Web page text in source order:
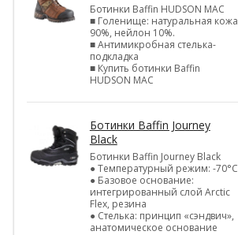
Ботинки Baffin HUDSON MAC
■ Голенище: натуральная кожа
90%, нейлон 10%.
■ Антимикробная стелька-
подкладка
■ Купить ботинки Baffin
HUDSON MAC
Ботинки Baffin Journey
Black
Ботинки Baffin Journey Black
● Температурный режим: -70°С
● Базовое основание:
интегрированный слой Arctic
Flex, резина
● Стелька: принцип «сэндвич»,
анатомическое основание